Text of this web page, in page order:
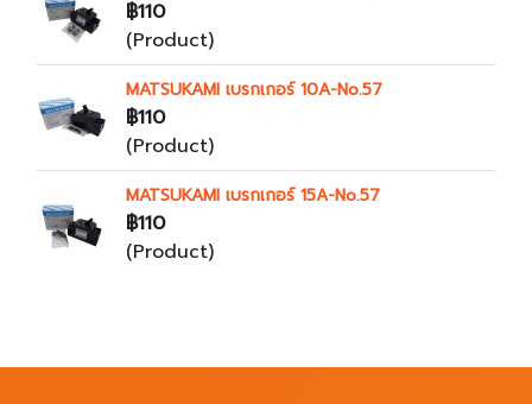
฿110
(Product)
MATSUKAMI เบรกเกอร์ 10A-No.57
฿110
(Product)
MATSUKAMI เบรกเกอร์ 15A-No.57
฿110
(Product)